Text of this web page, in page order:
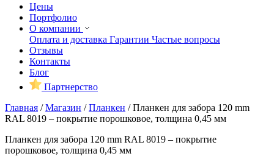
Цены
Портфолио
О компании
Оплата и доставка Гарантии Частые вопросы
Отзывы
Контакты
Блог
Партнерство
Главная /Магазин /Планкен /Планкен для забора 120 mm
RAL 8019 – покрытие порошковое, толщина 0,45 мм
Планкен для забора 120 mm RAL 8019 – покрытие
порошковое, толщина 0,45 мм